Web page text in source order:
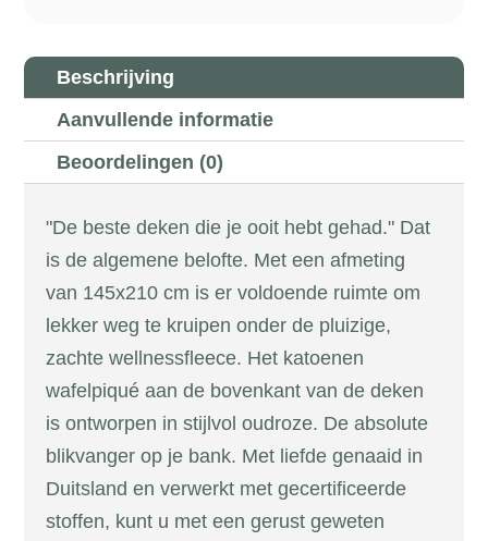
Beschrijving
Aanvullende informatie
Beoordelingen (0)
"De beste deken die je ooit hebt gehad." Dat
is de algemene belofte. Met een afmeting
van 145x210 cm is er voldoende ruimte om
lekker weg te kruipen onder de pluizige,
zachte wellnessfleece. Het katoenen
wafelpiqué aan de bovenkant van de deken
is ontworpen in stijlvol oudroze. De absolute
blikvanger op je bank. Met liefde genaaid in
Duitsland en verwerkt met gecertificeerde
stoffen, kunt u met een gerust geweten